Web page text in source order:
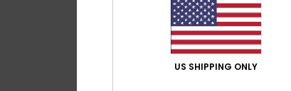
US SHIPPING ONLY